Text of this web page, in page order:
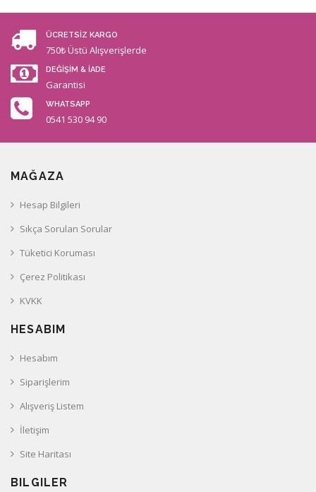
ÜCRETSİZ KARGO
750₺ Üstü Alışverişlerde
DEĞİŞİM & İADE
Garantisi
WHATSAPP
0541 530 94 90
MAĞAZA
Hesap Bilgileri
Sıkça Sorulan Sorular
Tüketici Koruması
Çerez Politikası
KVKK
HESABIM
Hesabım
Siparişlerim
Alışveriş Listem
İletişim
Site Haritası
BILGILER